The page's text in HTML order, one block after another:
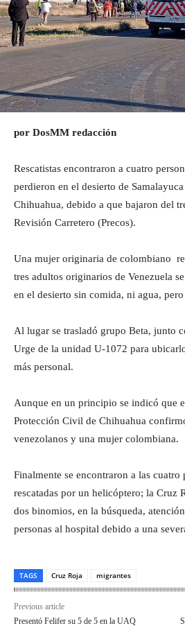
por DosMM redacción
Rescatistas encontraron a cuatro
perdieron en el desierto de
Chihuahua, debido a que bajaron del
Revisión Carretero (Precos).
Una mujer originaria de colombiano
tres adultos originarios de Venezuela
en el desierto sin comida, ni agua,
Al lugar se trasladó grupo Beta, junto
Urge de la unidad U-1072 para
más personal.
Aunque en un principio se indicó que
Protección Civil de Chihuahua
venezolanos y una mujer colombiana.
Finalmente se encontraron a las cuatro
rescatadas por un helicóptero; la Cruz
dos binomios, en la búsqueda,
personas al hospital debido a una
TAGS Cruz Roja migrantes
Previous article
Presentó Felifer su 5 de 5 en la UAQ